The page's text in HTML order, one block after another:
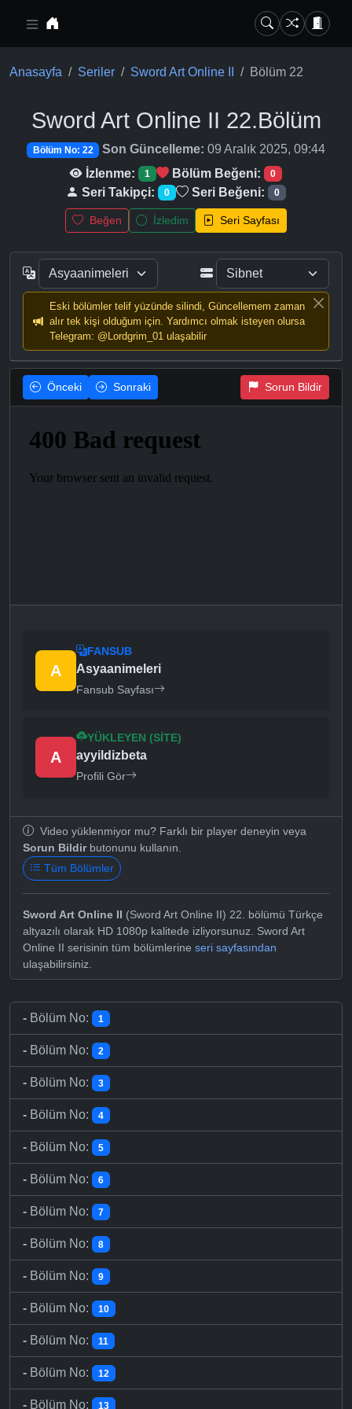
Anasayfa Seriler Sword Art Online II Bölüm 22
Sword Art Online II 22.Bölüm
Bölüm No: 22 Son Güncelleme: 09 Aralık 2025, 09:44
İzlenme:
1 Bölüm Beğeni: 0
Seri Takipçi: 0 Seri Beğeni: 0
Beğen İzledim Seri Sayfası
Eski bölümler telif yüzünde silindi, Güncellemem zaman
alır tek kişi olduğum için. Yardımcı olmak isteyen olursa
Telegram: @Lordgrim_01 ulaşabilir
Önceki Sonraki Sorun Bildir
A
FANSUB
Asyaanimeleri
Fansub Sayfası
A
YÜKLEYEN (SITE)
ayyildizbeta
Profili Gör
Video yüklenmiyor mu? Farklı bir player deneyin veya
Sorun Bildirbutonunu kullanın.
Tüm Bölümler
Sword Art Online II (Sword Art Online II) 22. bölümü Türkçe
altyazılı olarak HD 1080p kalitede izliyorsunuz. Sword Art
Online II serisinin tüm bölümlerine seri sayfasından
ulaşabilirsiniz.
- Bölüm No: 1
- Bölüm No: 2
- Bölüm No: 3
- Bölüm No: 4
- Bölüm No: 5
- Bölüm No: 6
- Bölüm No: 7
- Bölüm No: 8
- Bölüm No: 9
- Bölüm No: 10
- Bölüm No: 11
- Bölüm No: 12
- Bölüm No: 13